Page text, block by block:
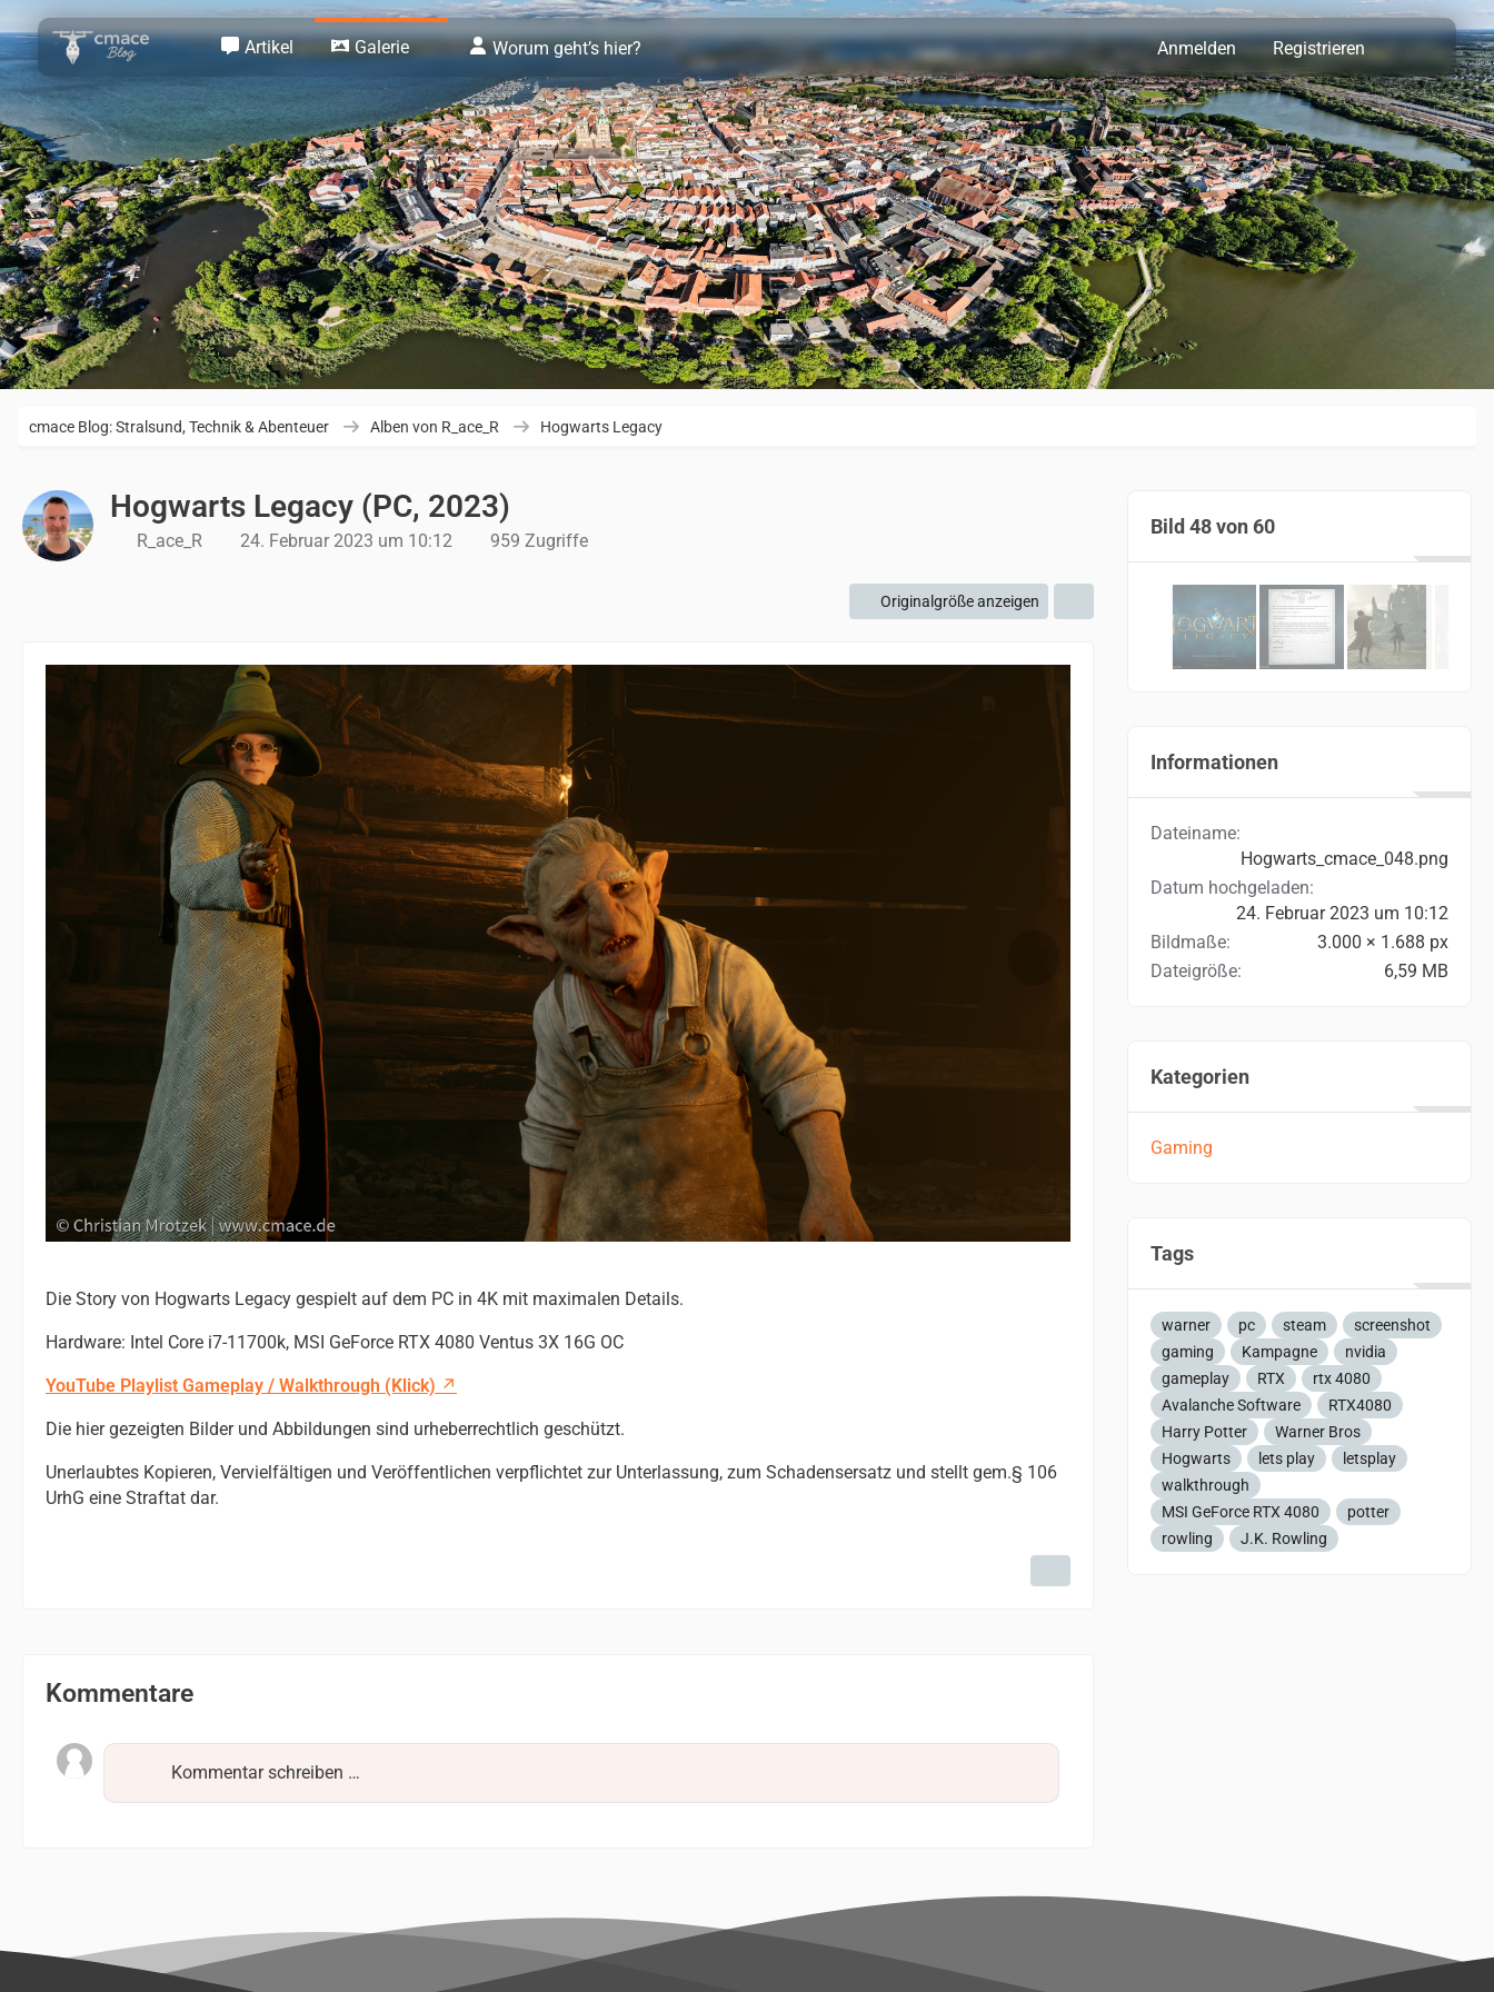
Artikel Galerie Worum geht’s hier? Anmelden Registrieren
cmace Blog: Stralsund, Technik & Abenteuer Alben von R_ace_R Hogwarts Legacy
Hogwarts Legacy (PC, 2023)
R_ace_R 24. Februar 2023 um 10:12 959 Zugriffe
Originalgröße anzeigen
Die Story von Hogwarts Legacy gespielt auf dem PC in 4K mit maximalen Details.
Hardware: Intel Core i7-11700k, MSI GeForce RTX 4080 Ventus 3X 16G OC
YouTube Playlist Gameplay / Walkthrough (Klick)
Die hier gezeigten Bilder und Abbildungen sind urheberrechtlich geschützt.
Unerlaubtes Kopieren, Vervielfältigen und Veröffentlichen verpflichtet zur Unterlassung, zum Schadensersatz und stellt gem.§ 106
UrhG eine Straftat dar.
Kommentare
Kommentar schreiben …
Bild 48 von 60
Informationen
Dateiname
Hogwarts_cmace_048.png
Datum hochgeladen
24. Februar 2023 um 10:12
Bildmaße
3.000 × 1.688 px
Dateigröße
6,59 MB
Kategorien
Gaming
Tags
warner pc steam
screenshot
gaming
Kampagne
nvidia
gameplay
RTX
rtx 4080
Avalanche Software
RTX4080
Harry Potter
Warner Bros
Hogwarts
lets play
letsplay
walkthrough
MSI GeForce RTX 4080
potter
rowling
J.K. Rowling